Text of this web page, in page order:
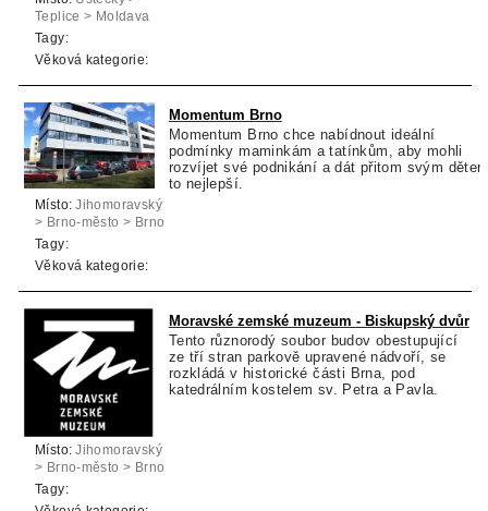
Teplice > Moldava
Tagy:
Věková kategorie:
Momentum Brno
Momentum Brno chce nabídnout ideální
podmínky maminkám a tatínkům, aby mohli
rozvíjet své podnikání a dát přitom svým
to nejlepší.
Místo: Jihomoravský
> Brno-město > Brno
Tagy:
Věková kategorie:
Moravské zemské muzeum - Biskupský dvůr
Tento různorodý soubor budov obestupující
ze tří stran parkově upravené nádvoří, se
rozkládá v historické části Brna, pod
katedrálním kostelem sv. Petra a Pavla.
Místo: Jihomoravský
> Brno-město > Brno
Tagy: